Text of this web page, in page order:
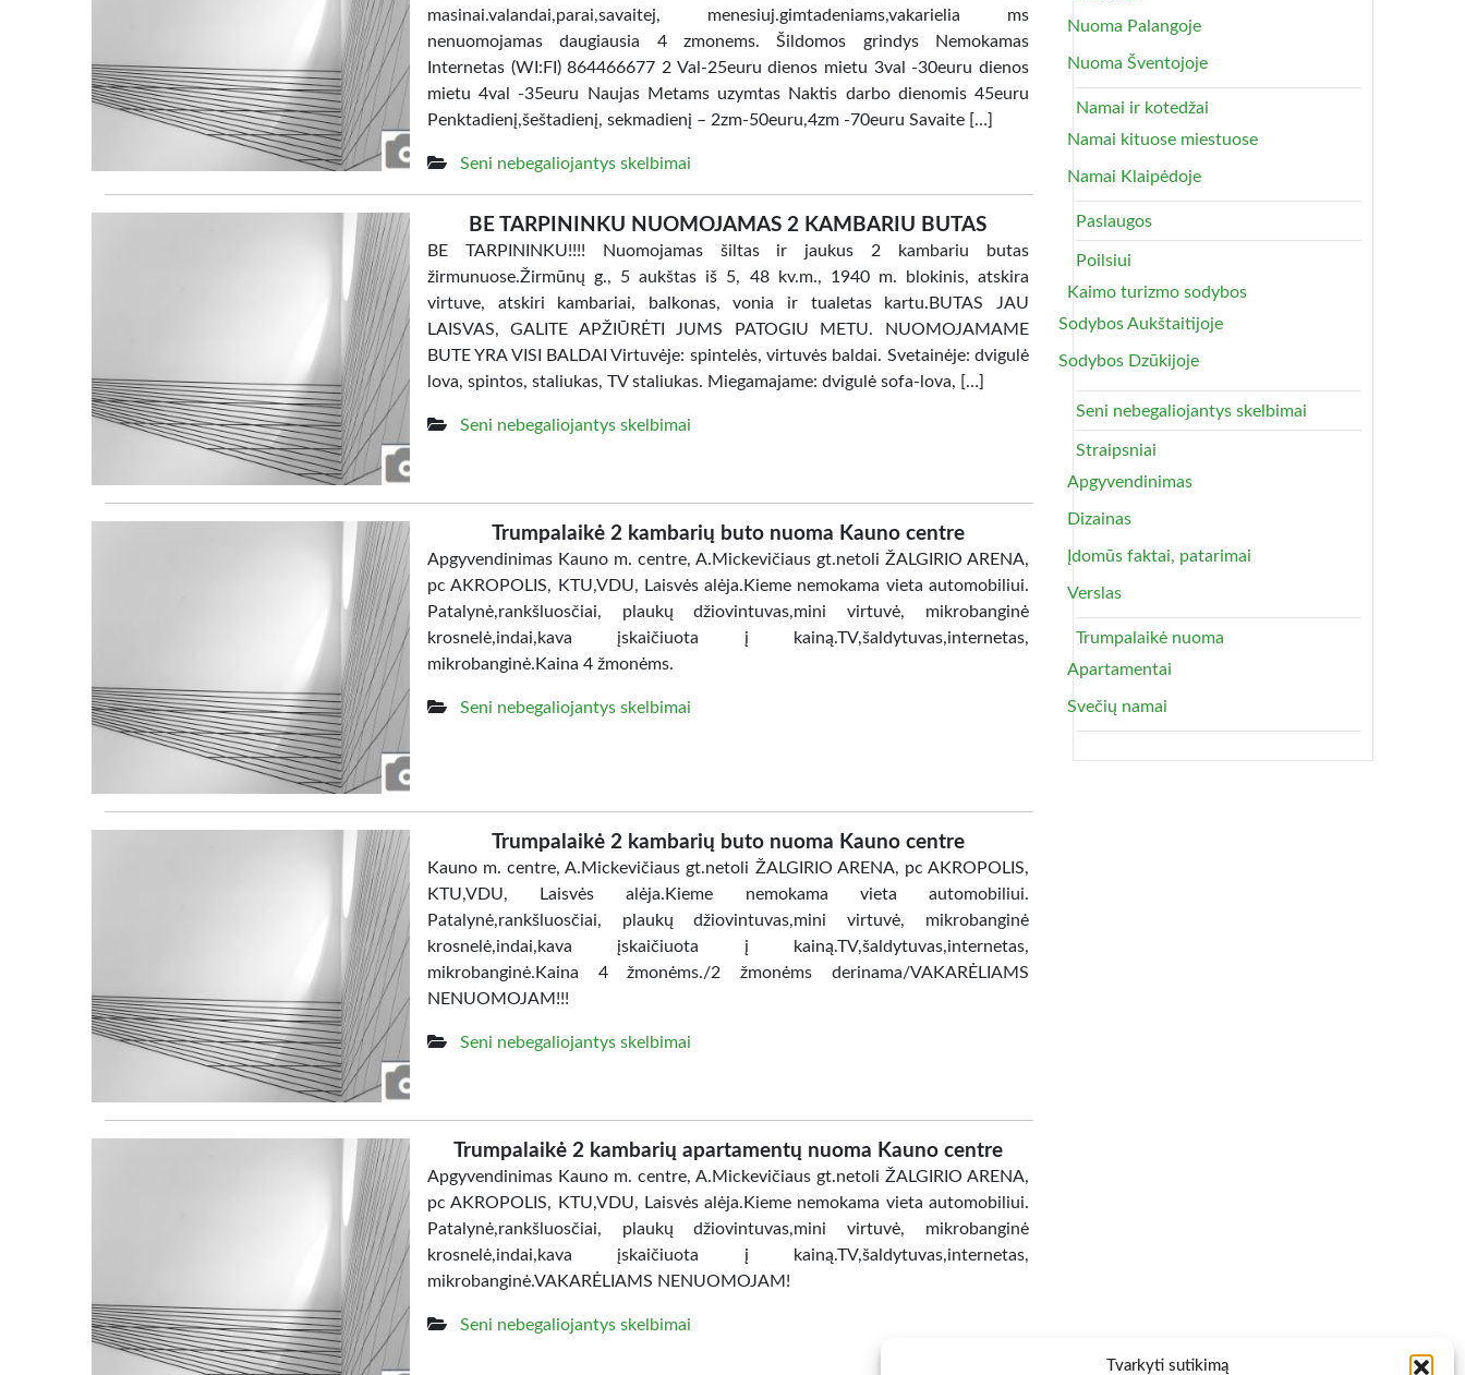
Tvarkyti sutikimą
masinai.valandai,parai,savaitej, menesiuj.gimtadeniams,vakarielia ms
nenuomojamas daugiausia 4 zmonems. Šildomos grindys Nemokamas
Internetas (WI:FI) 864466677 2 Val-25euru dienos mietu 3val -30euru dienos
mietu 4val -35euru Naujas Metams uzymtas Naktis darbo dienomis 45euru
Penktadienį,šeštadienį, sekmadienį – 2zm-50euru,4zm -70euru Savaite […]
Seni nebegaliojantys skelbimai
BE TARPININKU NUOMOJAMAS 2 KAMBARIU BUTAS
BE TARPININKU!!!! Nuomojamas šiltas ir jaukus 2 kambariu butas
žirmunuose.Žirmūnų g., 5 aukštas iš 5, 48 kv.m., 1940 m. blokinis, atskira
virtuve, atskiri kambariai, balkonas, vonia ir tualetas kartu.BUTAS JAU
LAISVAS, GALITE APŽIŪRĖTI JUMS PATOGIU METU. NUOMOJAMAME
BUTE YRA VISI BALDAI Virtuvėje: spintelės, virtuvės baldai. Svetainėje: dvigulė
lova, spintos, staliukas, TV staliukas. Miegamajame: dvigulė sofa-lova, […]
Seni nebegaliojantys skelbimai
Trumpalaikė 2 kambarių buto nuoma Kauno centre
Apgyvendinimas Kauno m. centre, A.Mickevičiaus gt.netoli ŽALGIRIO ARENA,
pc AKROPOLIS, KTU,VDU, Laisvės alėja.Kieme nemokama vieta automobiliui.
Patalynė,rankšluosčiai, plaukų džiovintuvas,mini virtuvė, mikrobanginė
krosnelė,indai,kava įskaičiuota į kainą.TV,šaldytuvas,internetas,
mikrobanginė.Kaina 4 žmonėms.
Seni nebegaliojantys skelbimai
Trumpalaikė 2 kambarių buto nuoma Kauno centre
Kauno m. centre, A.Mickevičiaus gt.netoli ŽALGIRIO ARENA, pc AKROPOLIS,
KTU,VDU, Laisvės alėja.Kieme nemokama vieta automobiliui.
Patalynė,rankšluosčiai, plaukų džiovintuvas,mini virtuvė, mikrobanginė
krosnelė,indai,kava įskaičiuota į kainą.TV,šaldytuvas,internetas,
mikrobanginė.Kaina 4 žmonėms./2 žmonėms derinama/VAKARĖLIAMS
NENUOMOJAM!!!
Seni nebegaliojantys skelbimai
Trumpalaikė 2 kambarių apartamentų nuoma Kauno centre
Apgyvendinimas Kauno m. centre, A.Mickevičiaus gt.netoli ŽALGIRIO ARENA,
pc AKROPOLIS, KTU,VDU, Laisvės alėja.Kieme nemokama vieta automobiliui.
Patalynė,rankšluosčiai, plaukų džiovintuvas,mini virtuvė, mikrobanginė
krosnelė,indai,kava įskaičiuota į kainą.TV,šaldytuvas,internetas,
mikrobanginė.VAKARĖLIAMS NENUOMOJAM!
Seni nebegaliojantys skelbimai
Nuoma Palangoje
Nuoma Šventojoje
Namai ir kotedžai
Namai kituose miestuose
Namai Klaipėdoje
Paslaugos
Poilsiui
Kaimo turizmo sodybos
Sodybos Aukštaitijoje
Sodybos Dzūkijoje
Seni nebegaliojantys skelbimai
Straipsniai
Apgyvendinimas
Dizainas
Įdomūs faktai, patarimai
Verslas
Trumpalaikė nuoma
Apartamentai
Svečių namai